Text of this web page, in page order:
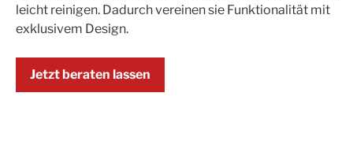
leicht reinigen. Dadurch vereinen sie Funktionalität mit
exklusivem Design.
Jetzt beraten lassen